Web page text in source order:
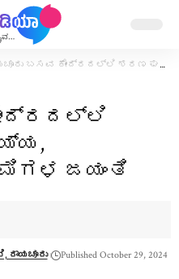
ಬಸವ ಕೇಂದ್ರದಲ್ಲಿ ಶರಣ ಘಟ್ಟಿವಾಳಯ್ಯ, ಸಿದ್ದೇಶ್ವರ ಸ್ವಾಮಿಗಳ ಜಯಂತಿ
ಜಯಂತಿ
Published October 29, 2024